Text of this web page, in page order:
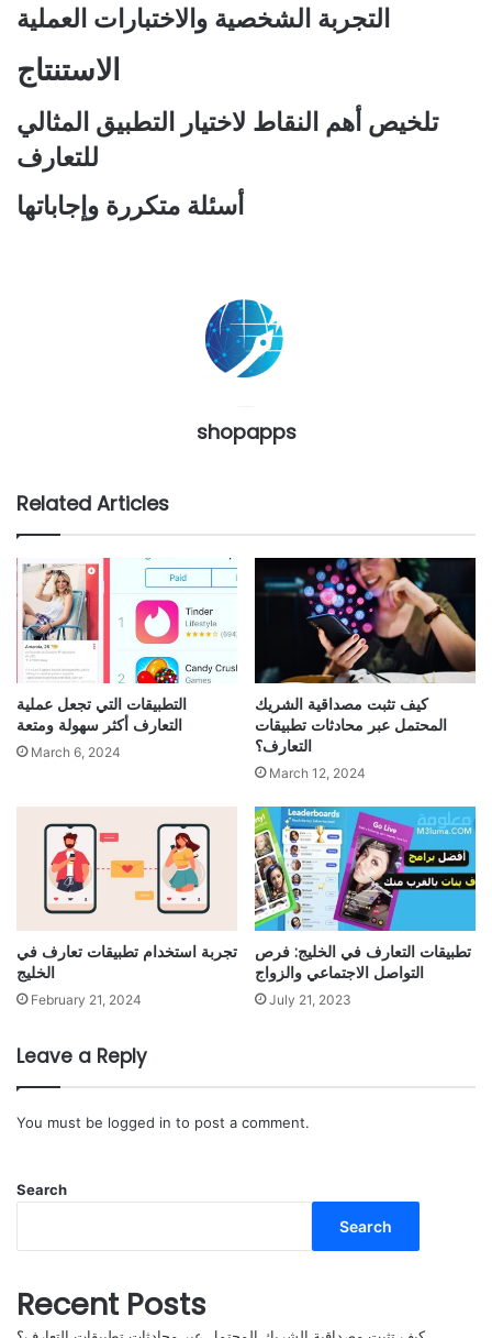
التجربة الشخصية والاختبارات العملية
الاستنتاج
تلخيص أهم النقاط لاختيار التطبيق المثالي
للتعارف
أسئلة متكررة وإجاباتها
shopapps
Related Articles
التطبيقات التي تجعل عملية
التعارف أكثر سهولة ومتعة
March 6, 2024
كيف تثبت مصداقية الشريك
المحتمل عبر محادثات تطبيقات
التعارف؟
March 12, 2024
تجربة استخدام تطبيقات تعارف في
الخليج
February 21, 2024
تطبيقات التعارف في الخليج: فرص
التواصل الاجتماعي والزواج
July 21, 2023
Leave a Reply
You must be logged in to post a comment.
Search
Search
Recent Posts